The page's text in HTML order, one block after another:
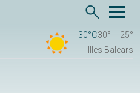
30°C30°
25°
Illes Balears